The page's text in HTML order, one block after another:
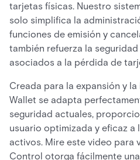
tarjetas físicas. Nuestro
solo simplifica la
funciones de emisión y
también refuerza la
asociados a la pérdida de
Creada para la expansión y
Wallet se adapta
seguridad actuales,
usuario optimizada y eficaz a
activos. Mire este video para
Control otorga fácilmente